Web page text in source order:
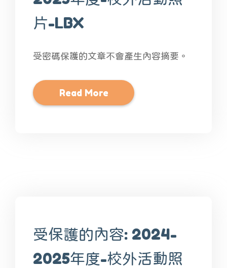
片-LBX
受密碼保護的文章不會產生內容摘要。
Read More
受保護的內容: 2024-
2025年度-校外活動照